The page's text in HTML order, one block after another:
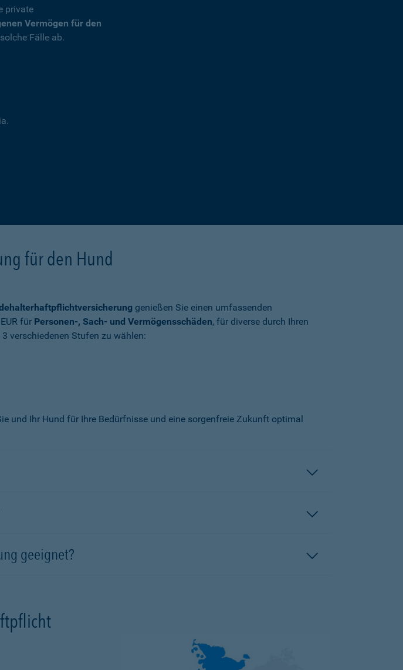
private
Vermögen für den
Fälle ab.
für den Hund
genießen Sie einen umfassenden
für Personen-, Sach- und Vermögensschäden, für diverse durch Ihren
verschiedenen Stufen zu wählen:
und Ihr Hund für Ihre Bedürfnisse und eine sorgenfreie Zukunft optimal
geeignet?